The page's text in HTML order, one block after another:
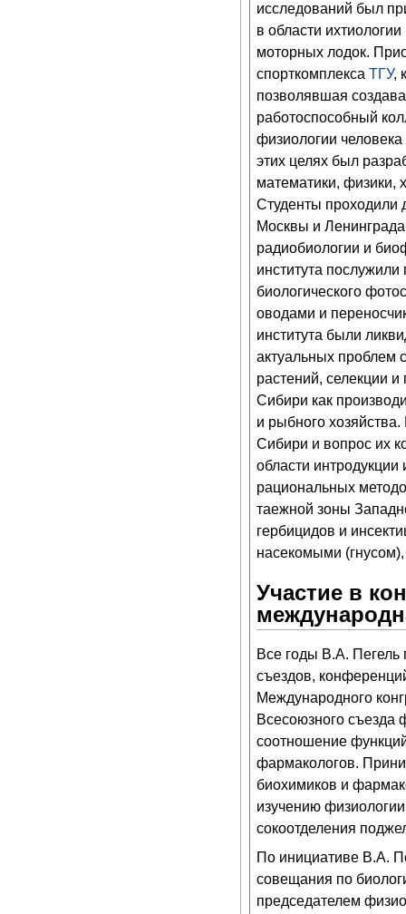
исследований был
в области
моторных лодок.
спорткомплекса ТГУ,
позволявшая
работоспособный
физиологии
этих целях был
математики, физики,
Студенты проходили
Москвы и
радиобиологии и
института
биологического
оводами и
института были
актуальных проблем
растений, селекции
Сибири как
и рыбного
Сибири и вопрос их
области
рациональных
таежной зоны
гербицидов и
насекомыми
Участие в
Все годы В.А. Пегель
съездов,
Международного
Всесоюзного съезда
соотношение
фармакологов.
биохимиков и
изучению
сокоотделения
По инициативе В.А.
совещания по
председателем